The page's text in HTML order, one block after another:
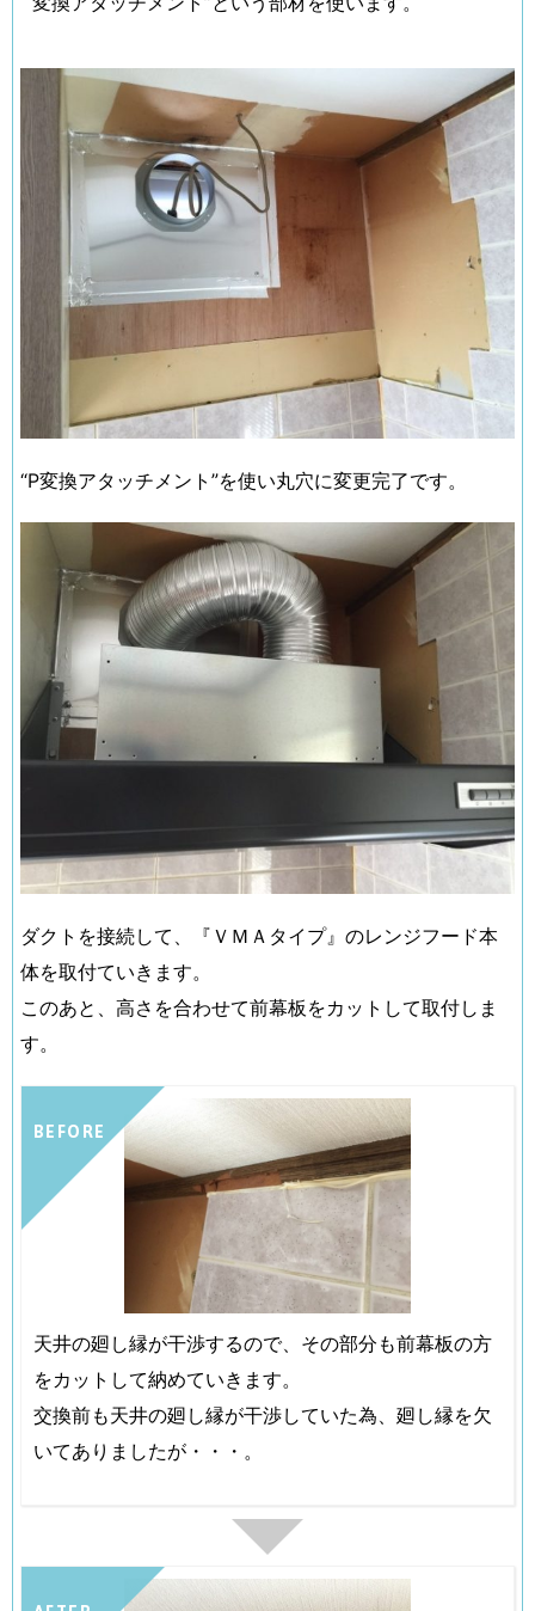
“P変換アタッチメント”を使い丸穴に変更完了です。
ダクトを接続して、『ＶＭＡタイプ』のレンジフード本
体を取付ていきます。
このあと、高さを合わせて前幕板をカットして取付しま
す。
BEFORE
天井の廻し縁が干渉するので、その部分も前幕板の方
をカットして納めていきます。
交換前も天井の廻し縁が干渉していた為、廻し縁を欠
いてありましたが・・・。